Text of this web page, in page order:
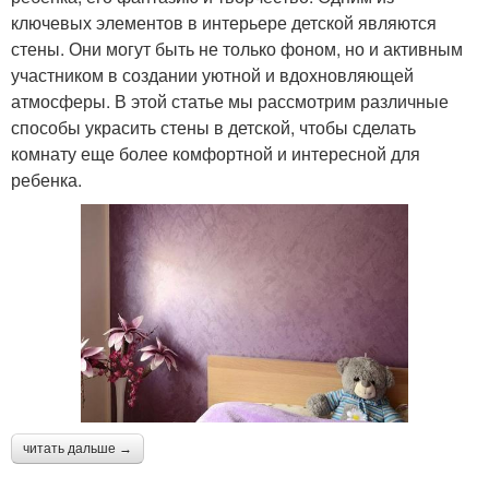
ключевых элементов в интерьере детской являются
стены. Они могут быть не только фоном, но и активным
участником в создании уютной и вдохновляющей
атмосферы. В этой статье мы рассмотрим различные
способы украсить стены в детской, чтобы сделать
комнату еще более комфортной и интересной для
ребенка.
читать дальше →